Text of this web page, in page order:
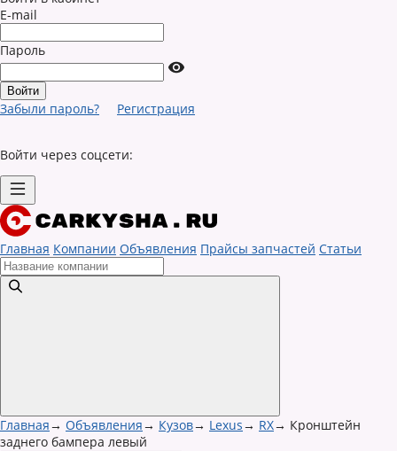
E-mail
Пароль
Забыли пароль? Регистрация
Войти через соцсети:
Главная Компании Объявления Прайсы запчастей Статьи
Главная→ Объявления→ Кузов→ Lexus→ RX→ Кронштейн
заднего бампера левый